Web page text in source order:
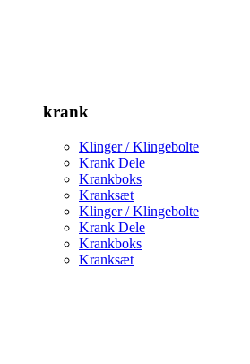
krank
Klinger / Klingebolte
Krank Dele
Krankboks
Kranksæt
Klinger / Klingebolte
Krank Dele
Krankboks
Kranksæt